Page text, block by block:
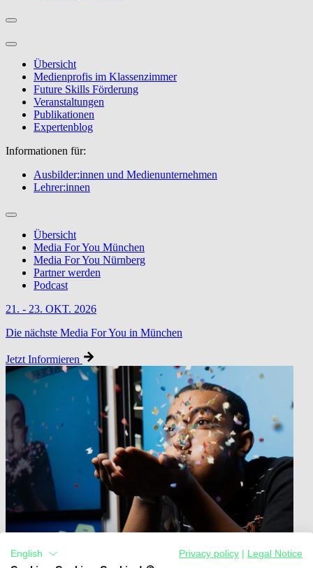
Übersicht
Medienprofis im Klassenzimmer
Future Skills Förderung
Veranstaltungen
Publikationen
Expertenblog
Informationen für:
Ausbilder:innen und Medienunternehmen
Lehrer:innen
Übersicht
Media For You München
Media For You Nürnberg
Partner werden
Podcast
21. - 23. OKT. 2026
Die nächste Media For You in München
Jetzt Informieren
English Privacy policy
Legal Notice